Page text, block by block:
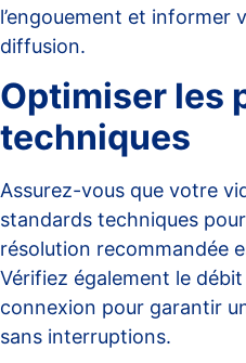
l’engouement et informer
diffusion.
Optimiser les
techniques
Assurez-vous que votre
standards techniques
résolution recommandée
Vérifiez également le
connexion pour garantir
sans interruptions.